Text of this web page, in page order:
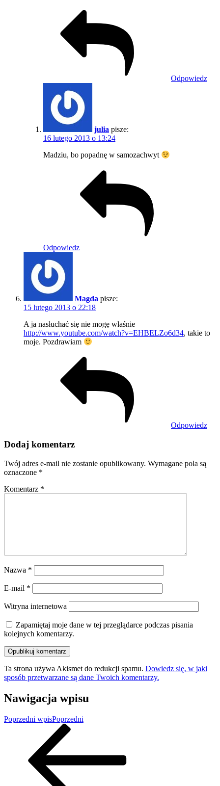
Odpowiedz
julia pisze:
16 lutego 2013 o 13:24
Madziu, bo popadnę w samozachwyt
Odpowiedz
Magda pisze:
15 lutego 2013 o 22:18
A ja nasłuchać się nie mogę właśnie
http://www.youtube.com/watch?v=EHBELZo6d34, takie to
moje. Pozdrawiam
Odpowiedz
Dodaj komentarz
Twój adres e-mail nie zostanie opublikowany. Wymagane pola są
oznaczone *
Komentarz *
Nazwa *
E-mail *
Witryna internetowa
Zapamiętaj moje dane w tej przeglądarce podczas pisania
kolejnych komentarzy.
Ta strona używa Akismet do redukcji spamu. Dowiedz się, w jaki
sposób przetwarzane są dane Twoich komentarzy.
Nawigacja wpisu
Poprzedni wpisPoprzedni